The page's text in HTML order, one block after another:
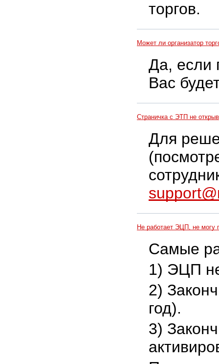
торгов.
Может ли организатор
Да, если
Вас
Страничка с ЭТП не
Для
Не работает ЭЦП, не могу
Самые
1) ЭЦП
2)
год).
3)